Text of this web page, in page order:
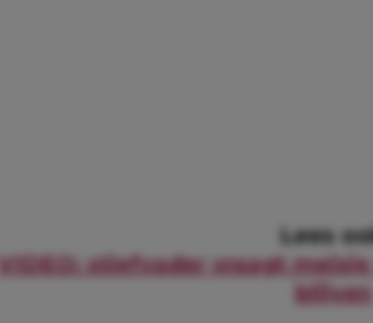
Lees
VIDEO: stiefvader vraagt
blijven